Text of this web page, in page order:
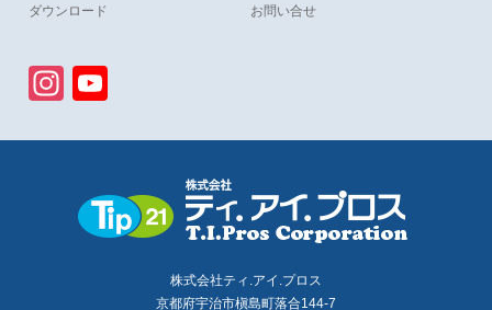
ダウンロード お問い合せ
Instagram
株式会社ティ.アイ.プロス
京都府宇治市槇島町落合144-7